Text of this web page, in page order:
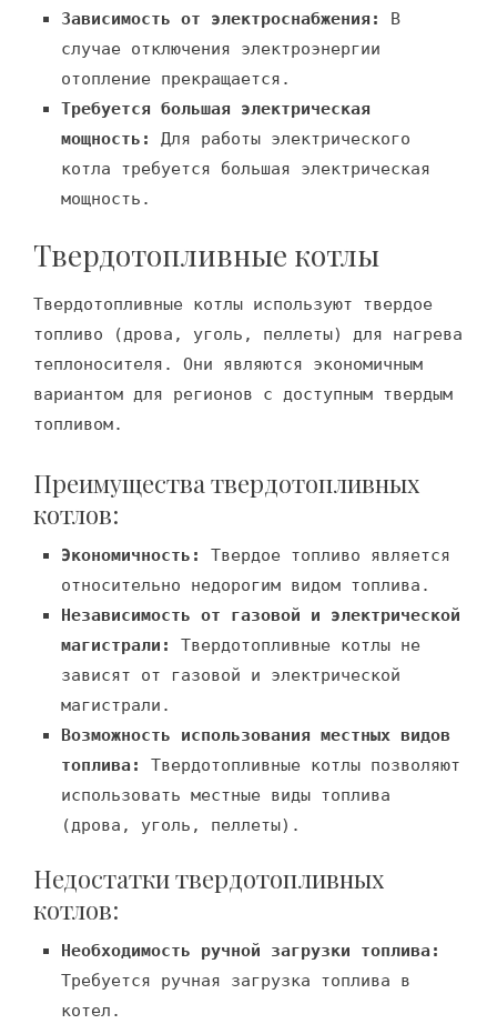
Зависимость от электроснабжения:
В
случае отключения электроэнергии
отопление прекращается.
Требуется большая электрическая
мощность:
Для работы электрического
котла требуется большая электрическая
мощность.
Твердотопливные котлы
Твердотопливные котлы используют твердое
топливо (дрова, уголь, пеллеты) для нагрева
теплоносителя. Они являются экономичным
вариантом для регионов с доступным твердым
топливом.
Преимущества твердотопливных
котлов:
Экономичность:
Твердое топливо является
относительно недорогим видом топлива.
Независимость от газовой и электрической
магистрали:
Твердотопливные котлы не
зависят от газовой и электрической
магистрали.
Возможность использования местных видов
топлива:
Твердотопливные котлы позволяют
использовать местные виды топлива
(дрова, уголь, пеллеты).
Недостатки твердотопливных
котлов:
Необходимость ручной загрузки топлива:
Требуется ручная загрузка топлива в
котел.